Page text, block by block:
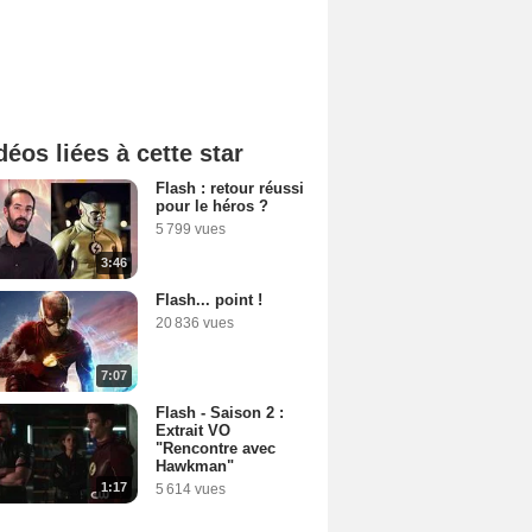
liées à cette star
3:46
Flash : retour réussi
pour le héros ?
5 799 vues
7:07
Flash... point !
20 836 vues
1:17
Flash - Saison 2 :
Extrait VO
"Rencontre avec
Hawkman"
5 614 vues